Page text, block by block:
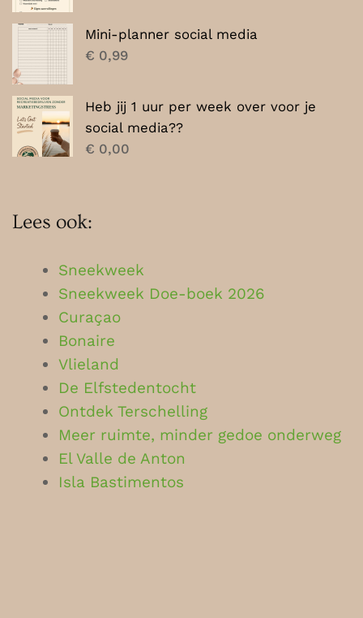
Mini-planner social media
€ 0,99
Heb jij 1 uur per week over voor je
social media??
€ 0,00
Lees ook:
Sneekweek
Sneekweek Doe-boek 2026
Curaçao
Bonaire
Vlieland
De Elfstedentocht
Ontdek Terschelling
Meer ruimte, minder gedoe onderweg
El Valle de Anton
Isla Bastimentos